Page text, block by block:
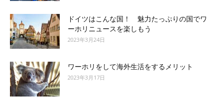
ドイツはこんな国！ 魅力たっぷりの国でワ
ーホリニュースを楽しもう
2023年3月24日
ワーホリをして海外生活をするメリット
2023年3月17日